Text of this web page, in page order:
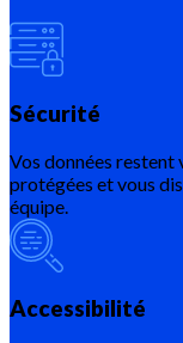
Sécurité
Vos données
protégées et vous
équipe.
Accessibilité